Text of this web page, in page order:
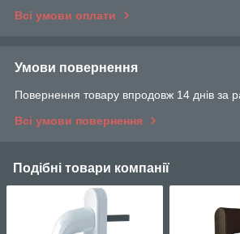
Всі умови оплати
Умови повернення
Повернення товару впродовж 14 днів за
Всі умови повернення
Подібні товари компанії